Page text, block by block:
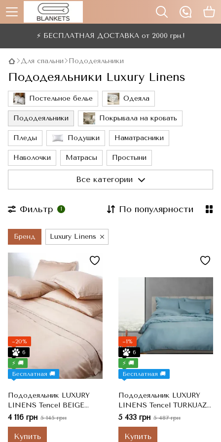
⚡ БЕСПЛАТНАЯ ДОСТАВКА от 2000 грн.!
Для спальни Пододеяльники
Пододеяльники Luxury Linens
Постельное белье Одеяла
Пододеяльники Покрывала на кровать
Пледы Подушки Наматрасники
Наволочки Матрасы Простыни
Все категории
Фильтр 1 По популярности
Бренд Luxury Linens
−20%
6
⚡ 🚚
Бесплатная 🚚
Пододеяльник LUXURY
LINENS Tencel BEIGE
160*220 Полутораспальные
4 116 грн 5 145 грн
Купить
−1%
6
⚡ 🚚
Бесплатная 🚚
Пододеяльник LUXURY
LINENS Tencel TURKUAZ
160*220 Двуспальные
5 433 грн 5 487 грн
Купить